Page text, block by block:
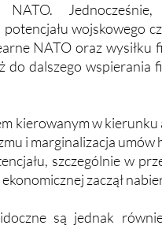
NATO.
wojskowego
NATO oraz wysiłku
do dalszego wspierania
kierowanym w
i marginalizacja
szczególnie w
zaczął
są jednak